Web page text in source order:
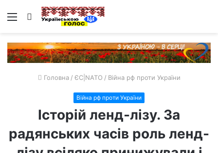
Меню Пошук
Головна / ЄС|NATO / Війна рф проти України
Війна рф проти України
Історій ленд-лізу. За
радянських часів роль ленд-